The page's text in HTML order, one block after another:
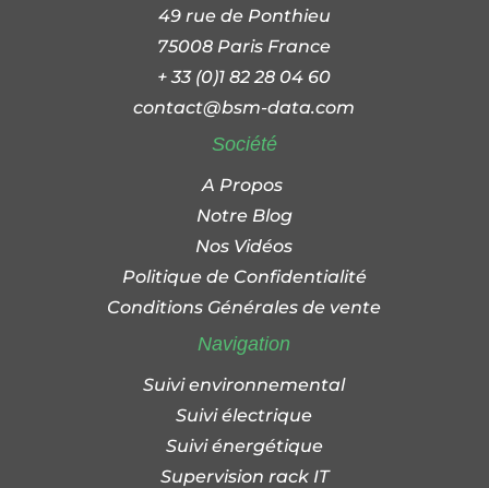
49 rue de Ponthieu
75008 Paris France
+ 33 (0)1 82 28 04 60
contact@bsm-data.com
Société
A Propos
Notre Blog
Nos Vidéos
Politique de Confidentialité
Conditions Générales de vente
Navigation
Suivi environnemental
Suivi électrique
Suivi énergétique
Supervision rack IT